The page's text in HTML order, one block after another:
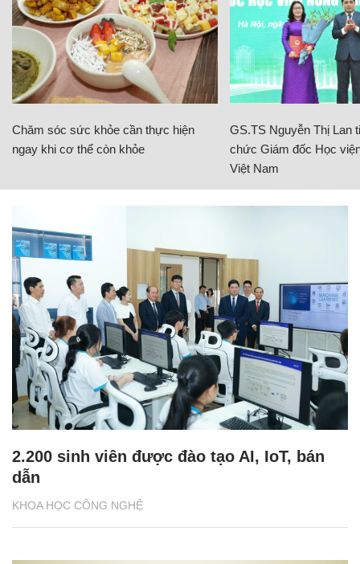
Chăm sóc sức khỏe cần thực hiện
ngay khi cơ thể còn khỏe
GS.TS Nguyễn Thị Lan
chức Giám đốc Học
Việt Nam
KHOA HỌC CÔNG NGHỆ
2.200 sinh viên được đào tạo AI, IoT, bán
dẫn